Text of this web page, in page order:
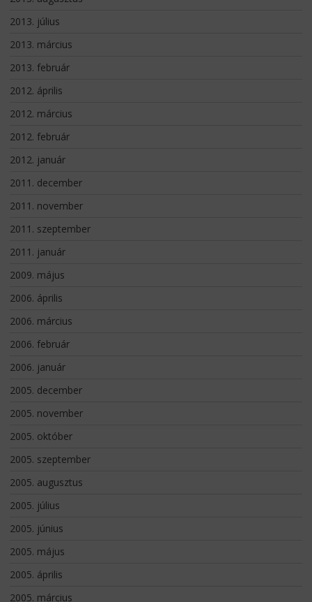
2013. július
2013. március
2013. február
2012. április
2012. március
2012. február
2012. január
2011. december
2011. november
2011. szeptember
2011. január
2009. május
2006. április
2006. március
2006. február
2006. január
2005. december
2005. november
2005. október
2005. szeptember
2005. augusztus
2005. július
2005. június
2005. május
2005. április
2005. március